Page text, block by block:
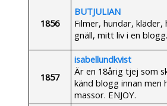
1856
BUTJULIAN
Filmer, hundar,
gnäll, mitt liv i en blogg.
1857
isabellundkvist
Är en 18årig tjej som
känd blogg innan men
massor. ENJOY.